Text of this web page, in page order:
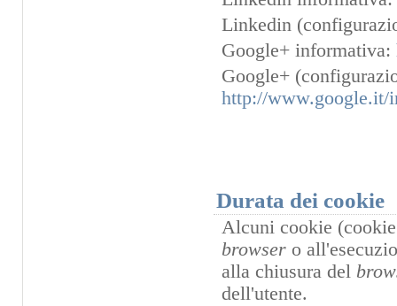
Linkedin
Google+ informativa:
Google+
http://www.google.it/
Durata dei cookie
Alcuni cookie
browser o
alla chiusura del
dell'utente.